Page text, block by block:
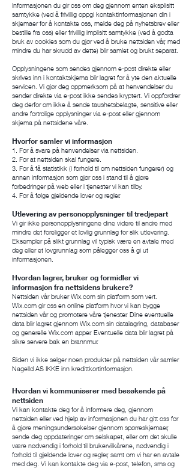
Informasjonen du gir oss om deg gjennom enten eksplisitt
samtykke (ved å frivillig oppgi kontaktinformasjonen din i
skjemaer for å kontakte oss, melde deg på nyhetsbrev eller
bestille fra oss) eller frivillig implisitt samtykke (ved å godta
bruk av cookies som du gjør ved å bruke nettsiden vår, med
mindre du har skrudd av dette) blir samlet og brukt separat.
Opplysningene som sendes gjennom e-post direkte eller
skrives inn i kontaktskjema blir lagret for å yte den aktuelle
servicen. Vi gjør deg oppmerksom på at henvendelser du
sender direkte via e-post ikke sendes kryptert. Vi oppfordrer
deg derfor om ikke å sende taushetsbelagte, sensitive eller
andre fortrolige opplysninger via e-post eller gjennom
skjema på nettsidene våre.
Hvorfor samler vi informasjon
1. For å svare på henvendelser via nettsiden.
2. For at nettsiden skal fungere.
3. For å få statistikk (i forhold til om nettsiden fungerer) og
annen informasjon som gjør oss i stand til å gjøre
forbedringer på web eller i tjenester vi kan tilby.
4. For å følge gjeldende lover og regler.
Utlevering av personopplysninger til tredjepart
Vi gir ikke personopplysningene dine videre til andre med
mindre det foreligger et lovlig grunnlag for slik utlevering.
Eksempler på slikt grunnlag vil typisk være en avtale med
deg eller et lovgrunnlag som pålegger oss å gi ut
informasjonen.
Hvordan lagrer, bruker og formidler vi
informasjon fra nettsidens brukere?
Nettsiden vår bruker Wix.com sin platform som vert.
Wix.com gir oss en online platform hvor vi kan bygge
nettsiden vår og promotere våre tjenester. Dine eventuelle
data blir lagret gjennom Wix.com sin datalagring, databaser
og generelle Wix.com apper. Eventuelle data blir lagret på
sikre servere bak en brannmur.
Siden vi ikke selger noen produkter på nettsiden vår samler
Nagelld AS IKKE inn kredittkortinformasjon.
Hvordan vi kommuniserer med besøkende på
nettsiden
Vi kan kontakte deg for å informere deg, gjennom
nettsiden eller ved hjelp av informasjonen du har gitt oss for
å gjøre meningsundersøkelser gjennom spørreskjemaer,
sende deg oppdateringer om selskapet, eller om det skulle
være nødvendig i forhold til brukervilkårene, nødvendig i
forhold til gjeldende lover og regler, samt om vi har en avtale
med deg. Vi kan kontakte deg via e-post, telefon, sms og